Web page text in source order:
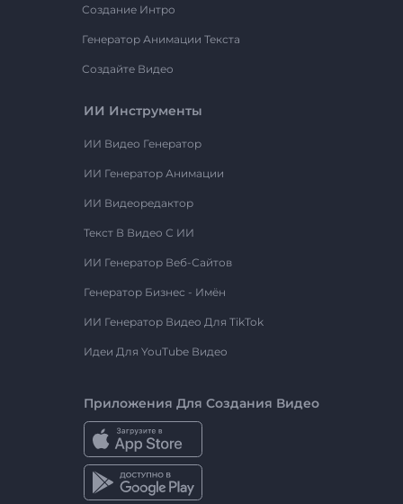
Создание Интро
Генератор Анимации Текста
Создайте Видео
ИИ Инструменты
ИИ Видео Генератор
ИИ Генератор Анимации
ИИ Видеоредактор
Текст В Видео С ИИ
ИИ Генератор Веб-Сайтов
Генератор Бизнес - Имён
ИИ Генератор Видео Для TikTok
Идеи Для YouTube Видео
Приложения Для Создания Видео